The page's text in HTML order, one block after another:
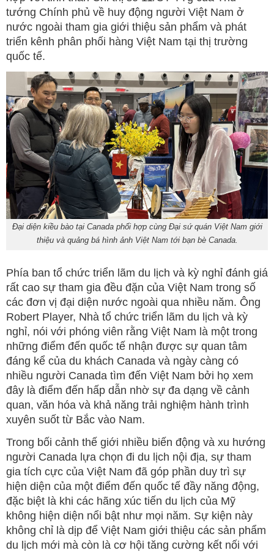
tướng Chính phủ về huy động người Việt Nam ở
nước ngoài tham gia giới thiệu sản phẩm và phát
triển kênh phân phối hàng Việt Nam tại thị trường
quốc tế.
Đại diện kiều bào tại Canada phối hợp cùng Đại sứ quán Việt Nam giới
thiệu và quảng bá hình ảnh Việt Nam tới bạn bè Canada.
Phía ban tổ chức triển lãm du lịch và kỳ nghỉ đánh giá
rất cao sự tham gia đều đặn của Việt Nam trong số
các đơn vị đại diện nước ngoài qua nhiều năm. Ông
Robert Player, Nhà tổ chức triển lãm du lịch và kỳ
nghỉ, nói với phóng viên rằng Việt Nam là một trong
những điểm đến quốc tế nhận được sự quan tâm
đáng kể của du khách Canada và ngày càng có
nhiều người Canada tìm đến Việt Nam bởi họ xem
đây là điểm đến hấp dẫn nhờ sự đa dạng về cảnh
quan, văn hóa và khả năng trải nghiệm hành trình
xuyên suốt từ Bắc vào Nam.
Trong bối cảnh thế giới nhiều biến động và xu hướng
người Canada lựa chọn đi du lịch nội địa, sự tham
gia tích cực của Việt Nam đã góp phần duy trì sự
hiện diện của một điểm đến quốc tế đầy năng động,
đặc biệt là khi các hãng xúc tiến du lịch của Mỹ
không hiện diện nổi bật như mọi năm. Sự kiện này
không chỉ là dịp để Việt Nam giới thiệu các sản phẩm
du lịch mới mà còn là cơ hội tăng cường kết nối với